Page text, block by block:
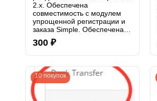
2.x. Обеспечена
совместимость с модулем
упрощенной регистрации и
заказа Simple. Обеспечена
совместимость с модулем
"Комиссии платежных
300 ₽
10 покупок